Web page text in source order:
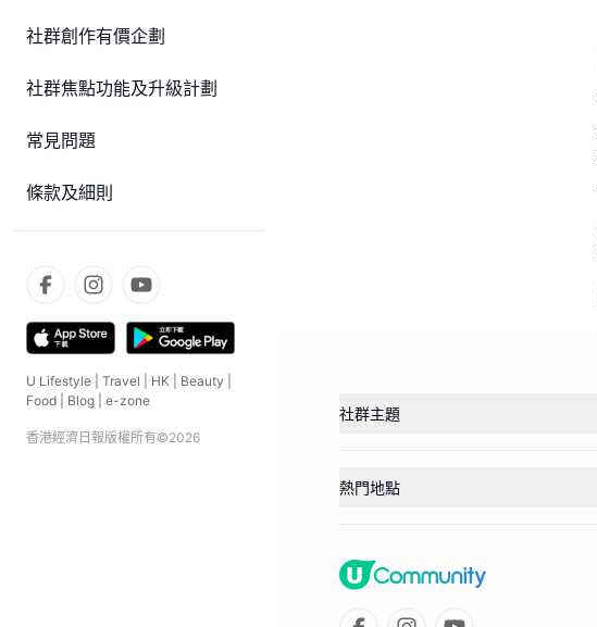
社群創作有價企劃
社群焦點功能及升級計劃
常見問題
條款及細則
U Lifestyle Travel HK Beauty
Food
Blog e-zone
香港經濟日報版權所有©2026
社群主題
熱門地點